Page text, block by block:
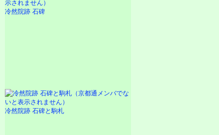
冷然院跡 石碑
冷然院跡 石碑と駒札